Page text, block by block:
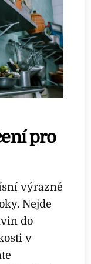
pro
výrazně
Nejde
do
v